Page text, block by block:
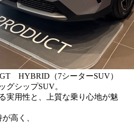
HYBRID（7シーターSUV）
グシップSUV。
実用性と、上質な乗り心地が魅
高く、